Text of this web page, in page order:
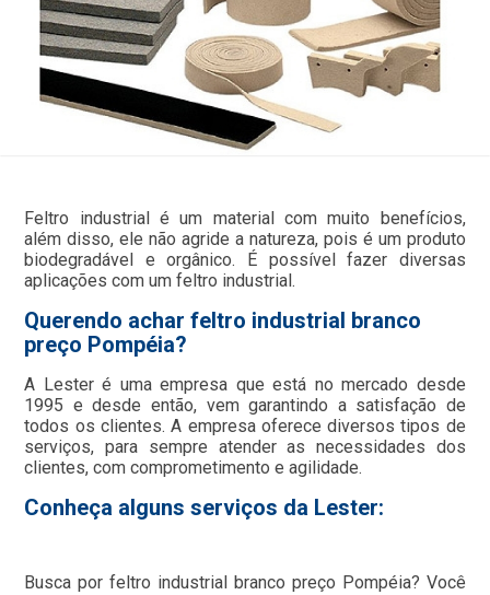
Feltro industrial é um material com muito benefícios,
além disso, ele não agride a natureza, pois é um produto
biodegradável e orgânico. É possível fazer diversas
aplicações com um feltro industrial.
Querendo achar feltro industrial branco
preço Pompéia?
A Lester é uma empresa que está no mercado desde
1995 e desde então, vem garantindo a satisfação de
todos os clientes. A empresa oferece diversos tipos de
serviços, para sempre atender as necessidades dos
clientes, com comprometimento e agilidade.
Conheça alguns serviços da Lester:
Busca por feltro industrial branco preço Pompéia? Você